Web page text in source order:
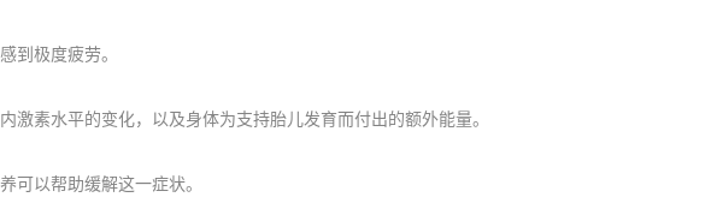
到极度疲劳。
激素水平的变化，以及身体为支持胎儿发育而付出的额外能量。
可以帮助缓解这一症状。